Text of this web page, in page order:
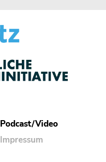
Podcast/Video
Impressum